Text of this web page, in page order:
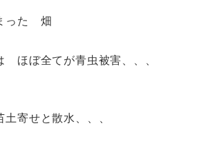
った 畑
ほぼ全てが青虫被害、、、
寄せと散水、、、